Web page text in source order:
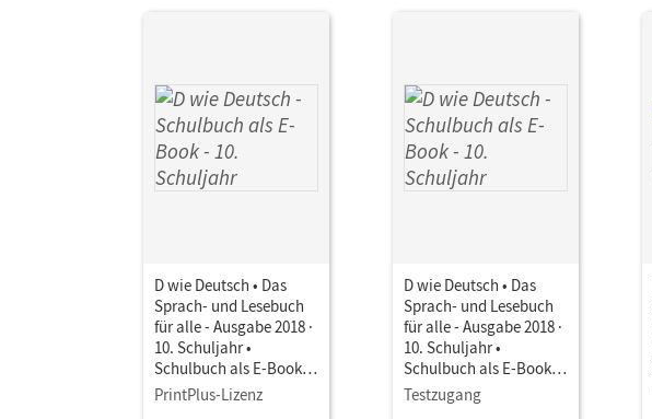
D wie Deutsch • Das
Sprach- und Lesebuch
für alle - Ausgabe 2018 ·
10. Schuljahr •
Schulbuch als E-Book
Mit Medien
PrintPlus-Lizenz
D wie Deutsch • Das
Sprach- und Lesebuch
für alle - Ausgabe 2018 ·
10. Schuljahr •
Schulbuch als E-Book
Mit Medien
Testzugang